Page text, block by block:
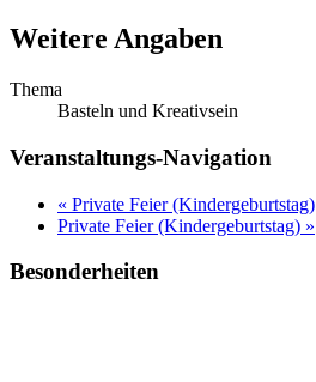
Weitere Angaben
Thema
Basteln und Kreativsein
Veranstaltungs-Navigation
« Private Feier (Kindergeburtstag)
Private Feier (Kindergeburtstag) »
Besonderheiten